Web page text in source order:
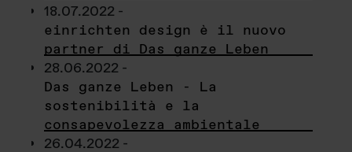
18.07.2022 -
einrichten design è il nuovo
partner di Das ganze Leben
28.06.2022 -
Das ganze Leben - La
sostenibilità e la
consapevolezza ambientale
26.04.2022 -